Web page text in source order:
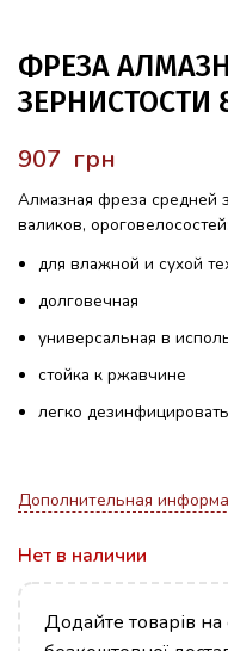
ФРЕЗА
ЗЕРНИСТОСТИ
грн
Алмазная фреза средней
валиков, ороговелосостей:
для влажной и сухой
долговечная
универсальная в
стойка к ржавчине
легко
Дополнительная
Нет в наличии
Додайте товарів на